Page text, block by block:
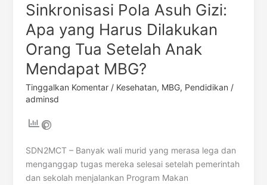
Sinkronisasi Pola Asuh Gizi:
Apa yang Harus Dilakukan
Orang Tua Setelah Anak
Mendapat MBG?
Tinggalkan Komentar / Kesehatan, MBG, Pendidikan /
adminsd
SDN2MCT – Banyak wali murid yang merasa lega dan
menganggap tugas mereka selesai setelah pemerintah
dan sekolah menjalankan Program Makan